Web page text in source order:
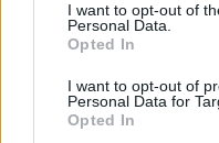
I want to opt-out of
Personal Data.
Opted In
I want to opt-out of
Personal Data for
Opted In
Publicado30 de